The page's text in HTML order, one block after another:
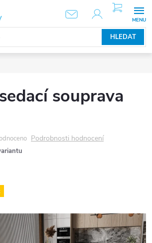
HLEDAT
NÁKUPNÍ
KOŠÍK
souprava
Podrobnosti hodnocení